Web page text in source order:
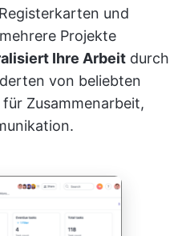
und
Projekte
Ihre Arbeit durch
von beliebten
Zusammenarbeit,